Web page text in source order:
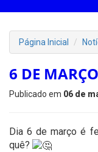
Página Inicial
6 DE
Publicado em 06 de
Dia 6 de março é
quê?